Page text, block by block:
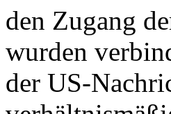
den Zugang
wurden
der US-